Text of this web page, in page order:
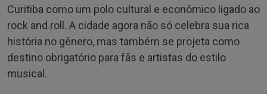
Curitiba como um polo cultural e econômico ligado ao
rock and roll. A cidade agora não só celebra sua rica
história no gênero, mas também se projeta como
destino obrigatório para fãs e artistas do estilo
musical.